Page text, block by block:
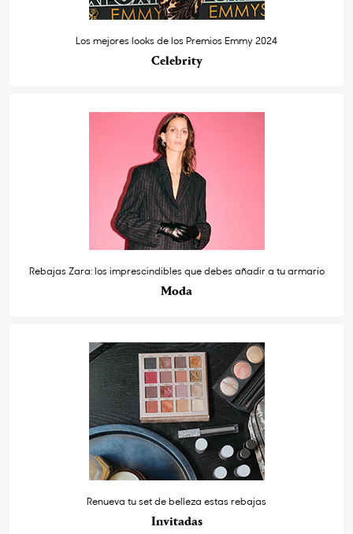
Los mejores looks de los Premios Emmy 2024
Celebrity
Rebajas Zara: los imprescindibles que debes añadir a tu armario
Moda
Renueva tu set de belleza estas rebajas
Invitadas